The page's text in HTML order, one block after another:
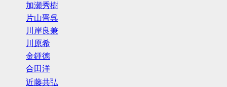
加瀬秀樹
片山晋呉
川岸良兼
川原希
金鍾徳
合田洋
近藤共弘